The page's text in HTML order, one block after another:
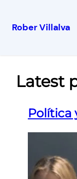
Rober Villalva
Latest
Política